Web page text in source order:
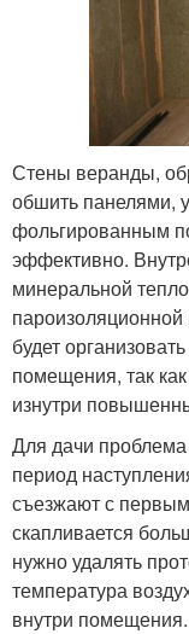
Стены веранды,
обшить панелями,
фольгированным
эффективно.
минеральной
будет
помещения, так
изнутри
Для дачи проблема
период
съезжают с
скапливается
нужно удалять
температура
внутри помещения.